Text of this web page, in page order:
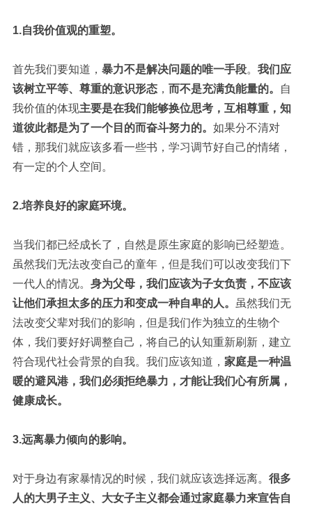
1.自我价值观的重塑。
首先我们要知道， 暴力不是解决问题的唯一手段。 我们应
该树立平等、尊重的意识形态， 而不是充满负能量的。
自
我价值的体现主要是在我们能够换位思考，互相尊重，知
道彼此都是为了一个目的而奋斗努力的。 如果分不清对
错，那我们就应该多看一些书，学习调节好自己的情绪，
有一定的个人空间。
2.培养良好的家庭环境。
当我们都已经成长了，自然是原生家庭的影响已经塑造。
虽然我们无法改变自己的童年，但是我们可以改变我们下
一代人的情况。 身为父母，我们应该为子女负责，不应该
让他们承担太多的压力和变成一种自卑的人。
虽然我们无
法改变父辈对我们的影响，但是我们作为独立的生物个
体，我们要好好调整自己，将自己的认知重新刷新，建立
符合现代社会背景的自我。我们应该知道， 家庭是一种温
暖的避风港，我们必须拒绝暴力，才能让我们心有所属，
健康成长。
3.远离暴力倾向的影响。
对于身边有家暴情况的时候，我们就应该选择远离。 很多
人的大男子主义、大女子主义都会通过家庭暴力来宣告自